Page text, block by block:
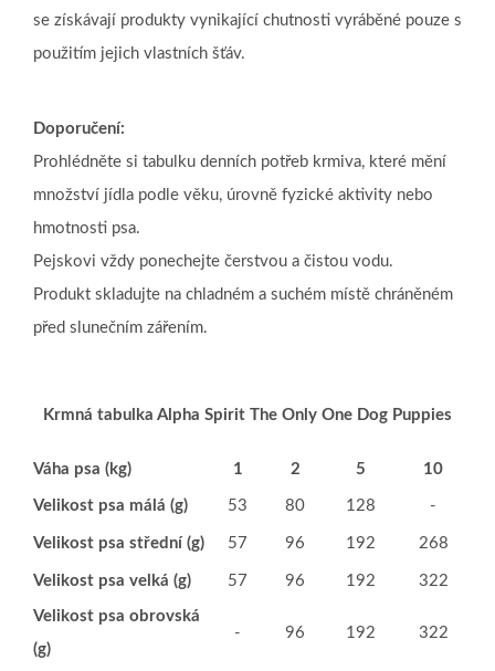
se získávají produkty vynikající chutnosti vyráběné pouze s
použitím jejich vlastních šťáv.
Doporučení:
Prohlédněte si tabulku denních potřeb krmiva, které mění
množství jídla podle věku, úrovně fyzické aktivity nebo
hmotnosti psa.
Pejskovi vždy ponechejte čerstvou a čistou vodu.
Produkt skladujte na chladném a suchém místě chráněném
před slunečním zářením.
Krmná tabulka Alpha Spirit The Only One Dog Puppies
Váha psa (kg) 1 2 5 10
Velikost psa málá (g) 53 80 128 -
Velikost psa střední (g) 57 96 192 268
Velikost psa velká (g) 57 96 192 322
Velikost psa obrovská
(g)
- 96 192 322